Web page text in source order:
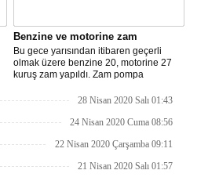
Benzine ve motorine zam
Bu gece yarısından itibaren geçerli
olmak üzere benzine 20, motorine 27
kuruş zam yapıldı. Zam pompa
28 Nisan 2020 Salı 01:43
24 Nisan 2020 Cuma 08:56
22 Nisan 2020 Çarşamba 09:11
21 Nisan 2020 Salı 01:57